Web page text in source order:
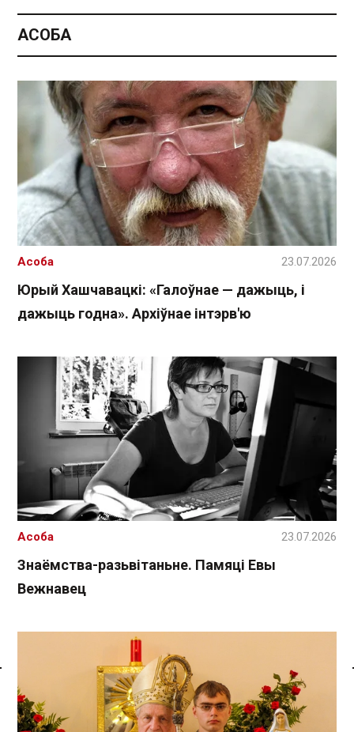
Спасылка без VPN
АСОБА
Юрый Хашчавацкі: «Галоўнае — дажыць, і
дажыць годна». Архіўнае інтэрв'ю
Асоба 23.07.2026
Знаёмства-разьвітаньне. Памяці Евы
Вежнавец
Асоба 23.07.2026